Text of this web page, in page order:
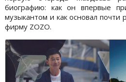
биографию: как он впервые
музыкантом и как основал почти
фирму ZOZO.